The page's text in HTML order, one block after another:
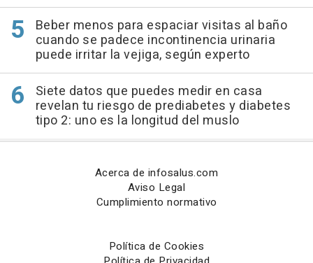
Beber menos para espaciar visitas al baño
cuando se padece incontinencia urinaria
puede irritar la vejiga, según experto
Siete datos que puedes medir en casa
revelan tu riesgo de prediabetes y diabetes
tipo 2: uno es la longitud del muslo
Acerca de infosalus.com
Aviso Legal
Cumplimiento normativo
Política de Cookies